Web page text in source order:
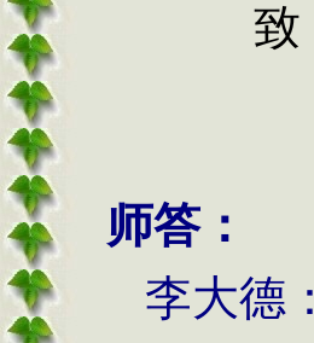
致
师答：
李大德：